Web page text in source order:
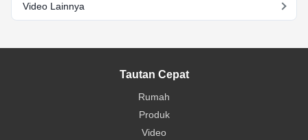
Video Lainnya
Tautan Cepat
Rumah
Produk
Video